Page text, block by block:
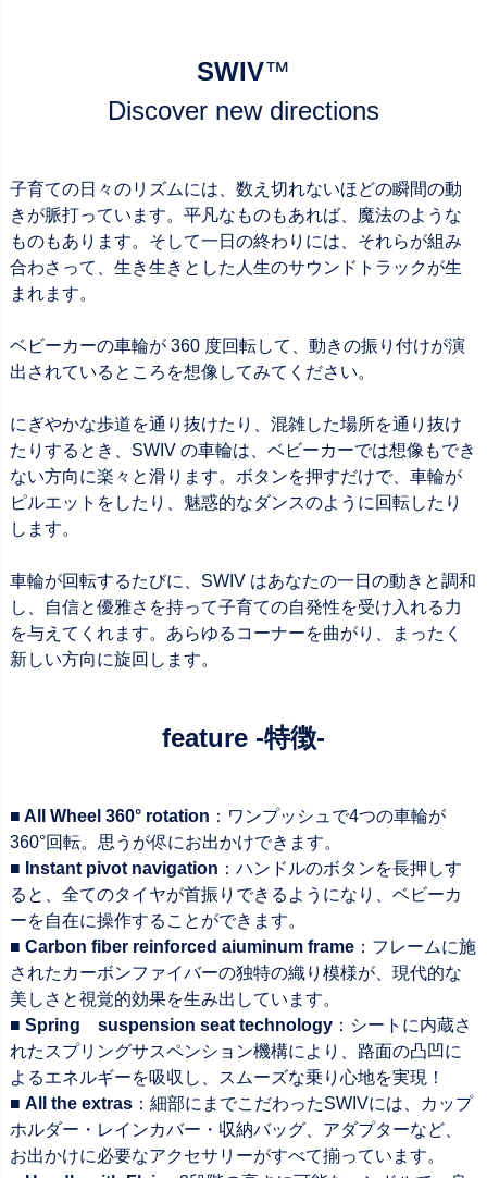
SWIV™
Discover new directions
子育ての日々のリズムには、数え切れないほどの瞬間の動
きが脈打っています。平凡なものもあれば、魔法のような
ものもあります。そして一日の終わりには、それらが組み
合わさって、生き生きとした人生のサウンドトラックが生
まれます。
ベビーカーの車輪が 360 度回転して、動きの振り付けが演
出されているところを想像してみてください。
にぎやかな歩道を通り抜けたり、混雑した場所を通り抜け
たりするとき、SWIV の車輪は、ベビーカーでは想像もでき
ない方向に楽々と滑ります。ボタンを押すだけで、車輪が
ピルエットをしたり、魅惑的なダンスのように回転したり
します。
車輪が回転するたびに、SWIV はあなたの一日の動きと調和
し、自信と優雅さを持って子育ての自発性を受け入れる力
を与えてくれます。あらゆるコーナーを曲がり、まったく
新しい方向に旋回します。
feature -特徴-
■ All Wheel 360° rotation ：ワンプッシュで4つの車輪が
360°回転。思うが侭にお出かけできます。
■ Instant pivot navigation ：ハンドルのボタンを長押しす
ると、全てのタイヤが首振りできるようになり、ベビーカ
ーを自在に操作することができます。
■ Carbon fiber reinforced aiuminum frame：フレームに施
されたカーボンファイバーの独特の織り模様が、現代的な
美しさと視覚的効果を生み出しています。
■ Spring suspension seat technology：シートに内蔵さ
れたスプリングサスペンション機構により、路面の凸凹に
よるエネルギーを吸収し、スムーズな乗り心地を実現！
■ All the extras：細部にまでこだわったSWIVには、カップ
ホルダー・レインカバー・収納バッグ、アダプターなど、
お出かけに必要なアクセサリーがすべて揃っています。